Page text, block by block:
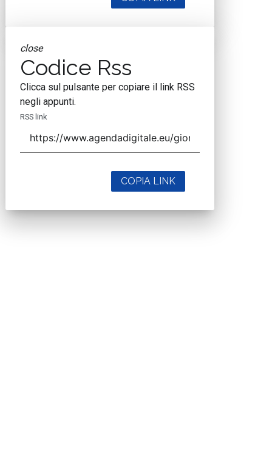
close
Codice Rss
Clicca sul pulsante per copiare il link RSS
negli appunti.
RSS link
COPIA LINK